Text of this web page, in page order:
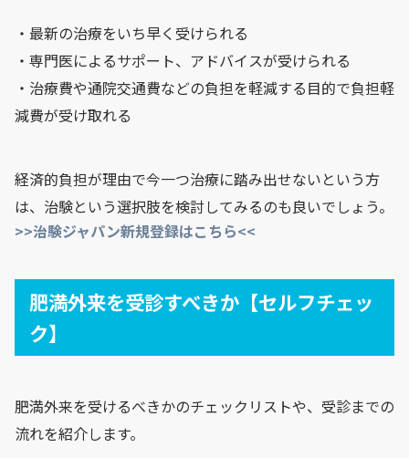
・最新の治療をいち早く受けられる
・専門医によるサポート、アドバイスが受けられる
・治療費や通院交通費などの負担を軽減する目的で負担軽
減費が受け取れる
経済的負担が理由で今一つ治療に踏み出せないという方
は、治験という選択肢を検討してみるのも良いでしょう。
>>治験ジャパン新規登録はこちら<<
肥満外来を受診すべきか【セルフチェッ
ク】
肥満外来を受けるべきかのチェックリストや、受診までの
流れを紹介します。